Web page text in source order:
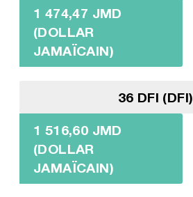
1 474,47 JMD
(DOLLAR
JAMAÏCAIN)
36 DFI (DFI)
1 516,60 JMD
(DOLLAR
JAMAÏCAIN)